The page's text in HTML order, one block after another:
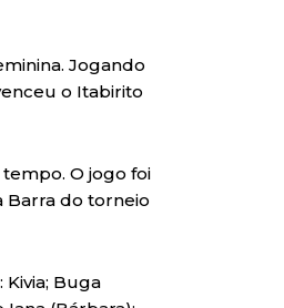
Jogando
o Itabirito
O jogo foi
Barra do torneio
Buga